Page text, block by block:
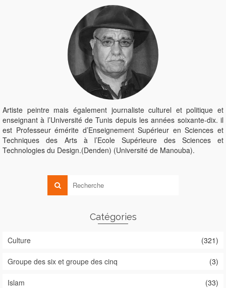
Artiste peintre mais également journaliste culturel et politique et
enseignant à l’Université de Tunis depuis les années soixante-dix. il
est Professeur émérite d’Enseignement Supérieur en Sciences et
Techniques des Arts à l’Ecole Supérieure des Sciences et
Technologies du Design.(Denden) (Université de Manouba).
Catégories
Culture (321)
Groupe des six et groupe des cinq (3)
Islam (33)